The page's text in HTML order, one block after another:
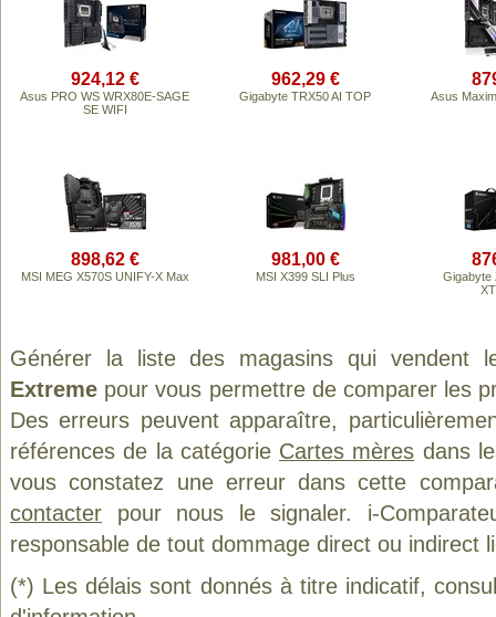
924,12 €
Asus PRO WS WRX80E-SAGE
SE WIFI
962,29 €
Gigabyte TRX50 AI TOP Asus
898,62 €
MSI MEG X570S UNIFY-X Max
981,00 €
MSI X399 SLI Plus
Gigabyte
Générer la liste des magasins qui vendent
Extreme pour vous permettre de comparer les
Des erreurs peuvent apparaître,
références de la catégorie Cartes mères dans
vous constatez une erreur dans cette
contacter pour nous le signaler. i-
responsable de tout dommage direct ou indirect
(*) Les délais sont donnés à titre indicatif,